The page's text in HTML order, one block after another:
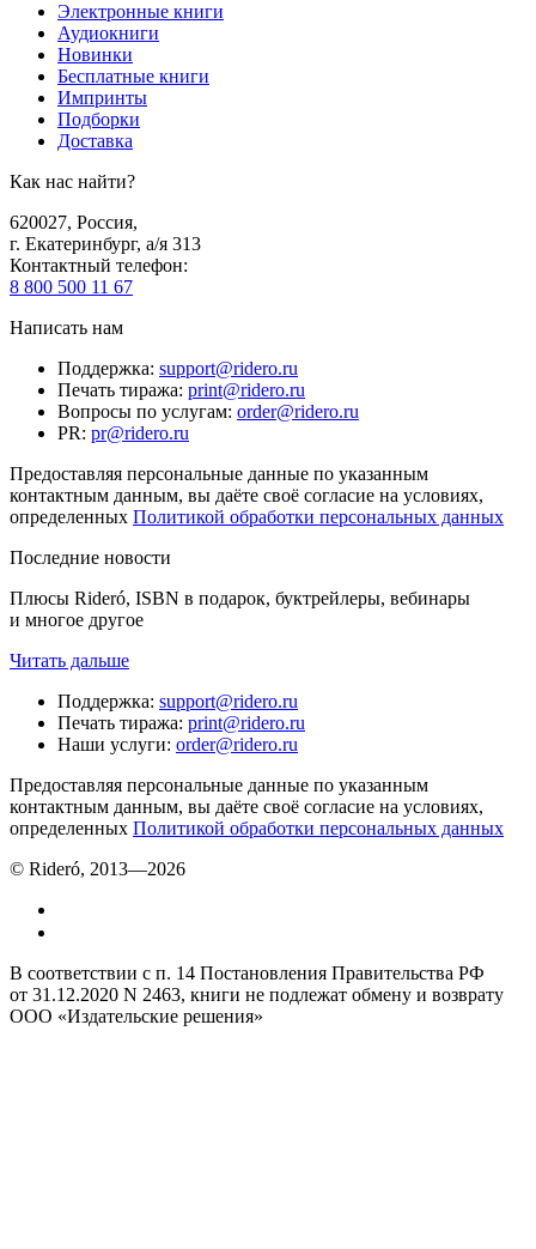
Электронные книги
Аудиокниги
Новинки
Бесплатные книги
Импринты
Подборки
Доставка
Как нас найти?
620027, Россия,
г. Екатеринбург, а/я 313
Контактный телефон:
8 800 500 11 67
Написать нам
Поддержка: support@ridero.ru
Печать тиража: print@ridero.ru
Вопросы по услугам: order@ridero.ru
PR: pr@ridero.ru
Предоставляя персональные данные по указанным
контактным данным, вы даёте своё согласие на условиях,
определенных Политикой обработки персональных данных
Последние новости
Плюсы Rideró, ISBN в подарок, буктрейлеры, вебинары
и многое другое
Читать дальше
Поддержка: support@ridero.ru
Печать тиража: print@ridero.ru
Наши услуги: order@ridero.ru
Предоставляя персональные данные по указанным
контактным данным, вы даёте своё согласие на условиях,
определенных Политикой обработки персональных данных
© Rideró, 2013—2026
В соответствии с п. 14 Постановления Правительства РФ
от 31.12.2020 N 2463, книги не подлежат обмену и возврату
ООО «Издательские решения»